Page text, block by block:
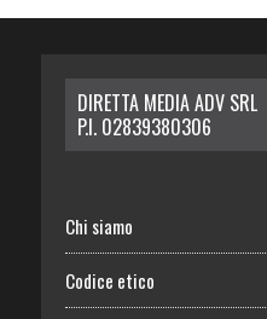
DIRETTA MEDIA ADV SRL
P.I. 02839380306
Chi siamo
Codice etico